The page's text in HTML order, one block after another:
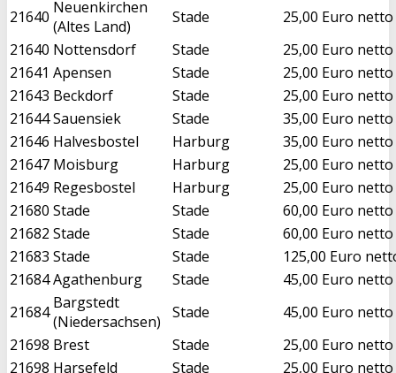
21640 Neuenkirchen
(Altes Land)
Stade
25,00 Euro netto
21640 Nottensdorf Stade
25,00 Euro netto
21641 Apensen Stade
25,00 Euro netto
21643 Beckdorf Stade
25,00 Euro netto
21644Sauensiek Stade
35,00 Euro netto
21646 Halvesbostel Harburg
35,00 Euro netto
21647 Moisburg Harburg
25,00 Euro netto
21649 Regesbostel Harburg
25,00 Euro netto
21680 Stade Stade
60,00 Euro netto
21682 Stade Stade
60,00 Euro netto
21683 Stade Stade
125,00 Euro
21684Agathenburg Stade
45,00 Euro netto
21684 Bargstedt
(Niedersachsen)
Stade
45,00 Euro netto
21698 Brest Stade
25,00 Euro netto
21698 Harsefeld Stade
25,00 Euro netto